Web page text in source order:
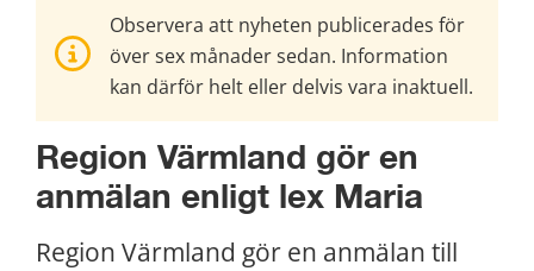
Observera att nyheten publicerades för
över sex månader sedan. Information
kan därför helt eller delvis vara inaktuell.
Region Värmland gör en
anmälan enligt lex Maria
Region Värmland gör en anmälan till